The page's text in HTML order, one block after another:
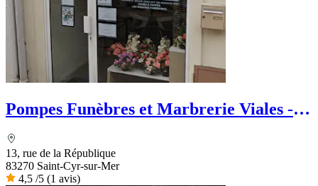
Pompes Funèbres et Marbrerie Viales -
13, rue de la République
83270 Saint-Cyr-sur-Mer
4,5 /5 (1 avis)